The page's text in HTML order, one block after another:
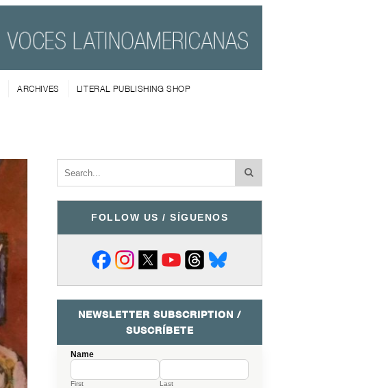
ARCHIVES LITERAL PUBLISHING SHOP
FOLLOW US / SÍGUENOS
NEWSLETTER SUBSCRIPTION /
SUSCRÍBETE
Name
First Last